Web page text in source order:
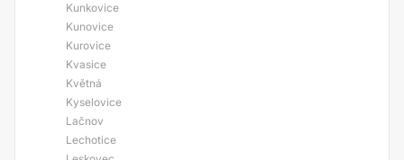
Kunkovice
Kunovice
Kurovice
Kvasice
Květná
Kyselovice
Lačnov
Lechotice